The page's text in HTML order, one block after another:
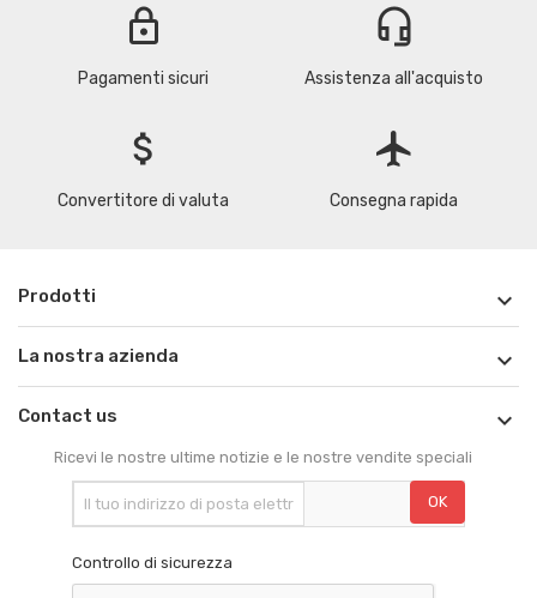
lock
Pagamenti sicuri
headset_mic
Assistenza all'acquisto
attach_money
Convertitore di valuta
flight
Consegna rapida
Prodotti 
La nostra azienda 
Contact us 
Ricevi le nostre ultime notizie e le nostre vendite speciali
Controllo di sicurezza